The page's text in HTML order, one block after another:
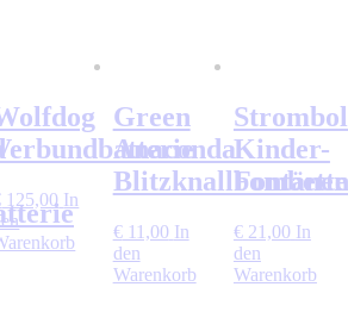
125,00 In
Green
Anaconda
€11,00 In
den
Warenkorb
Kinder-
€21,00 In
den
Warenkorb